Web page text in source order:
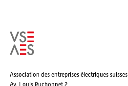
Association des entreprises électriques suisses